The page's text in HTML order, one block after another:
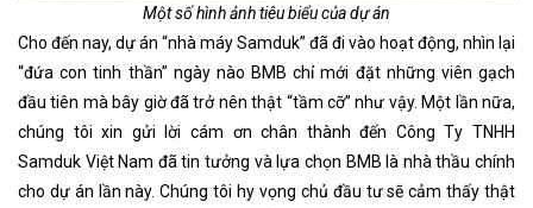
Một số hình ảnh tiêu biểu của dự án
Cho đến nay, dự án “nhà máy Samduk” đã đi vào hoạt động, nhìn lại
“đứa con tinh thần” ngày nào BMB chỉ mới đặt những viên gạch
đầu tiên mà bây giờ đã trở nên thật “tầm cỡ” như vậy. Một lần nữa,
chúng tôi xin gửi lời cám ơn chân thành đến Công Ty TNHH
Samduk Việt Nam đã tin tưởng và lựa chọn BMB là nhà thầu chính
cho dự án lần này. Chúng tôi hy vọng chủ đầu tư sẽ cảm thấy thật